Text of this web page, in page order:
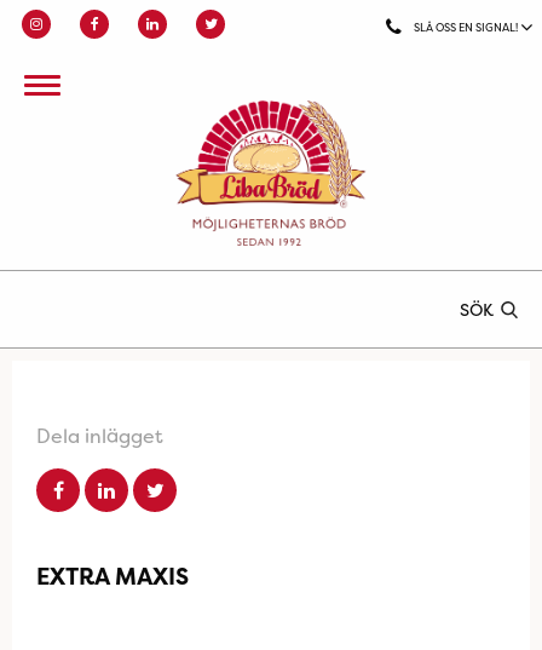
SLÅ OSS EN SIGNAL!
SÖK
Dela inlägget
EXTRA MAXIS